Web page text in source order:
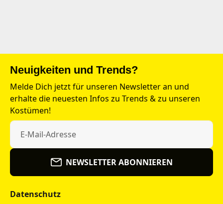
Neuigkeiten und Trends?
Melde Dich jetzt für unseren Newsletter an und
erhalte die neuesten Infos zu Trends & zu unseren
Kostümen!
NEWSLETTER ABONNIEREN
Datenschutz